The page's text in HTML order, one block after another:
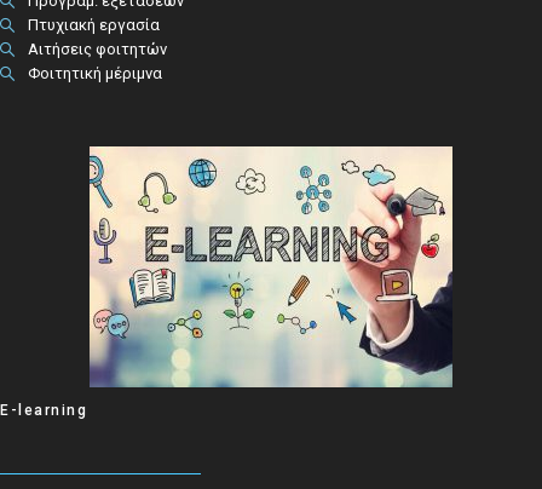
Πτυχιακή εργασία
Αιτήσεις φοιτητών
Φοιτητική μέριμνα
E-learning